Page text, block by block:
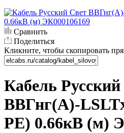
Сравнить
Поделиться
Кликните, чтобы скопировать
Кабель
ВВГнг(А)-
PE) 0.66кВ (м)